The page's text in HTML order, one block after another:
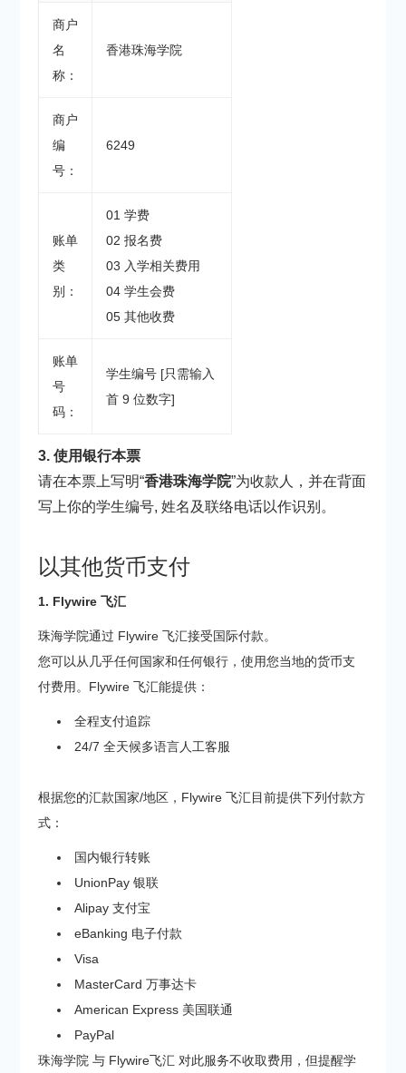
商户
名
称：
香港珠海学院
商户
编
号：
6249
账单
类
别：
01 学费
02 报名费
03 入学相关费用
04 学生会费
05 其他收费
账单
号
码：
学生编号 [只需输入
首 9 位数字]
3. 使用银行本票
请在本票上写明“香港珠海学院”为收款人，并在背面
写上你的学生编号, 姓名及联络电话以作识别。
以其他货币支付
1. Flywire 飞汇
珠海学院通过 Flywire 飞汇接受国际付款。
您可以从几乎任何国家和任何银行，使用您当地的货币支
付费用。Flywire 飞汇能提供：
全程支付追踪
24/7 全天候多语言人工客服
根据您的汇款国家/地区，Flywire 飞汇目前提供下列付款方
式：
国内银行转账
UnionPay 银联
Alipay 支付宝
eBanking 电子付款
Visa
MasterCard 万事达卡
American Express 美国联通
PayPal
珠海学院 与 Flywire飞汇 对此服务不收取费用，但提醒学